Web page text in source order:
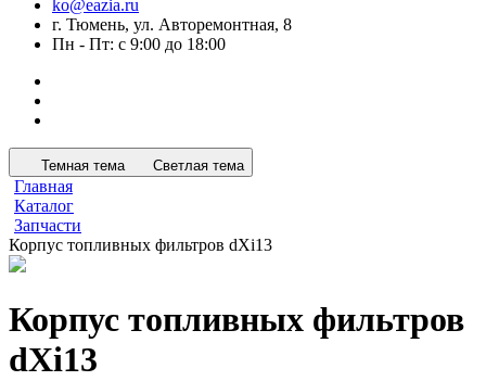
ko@eazia.ru
г. Тюмень, ул. Авторемонтная, 8
Пн - Пт: с 9:00 до 18:00
Темная тема Светлая тема
Главная
Каталог
Запчасти
Корпус топливных фильтров dXi13
Корпус топливных фильтров
dXi13